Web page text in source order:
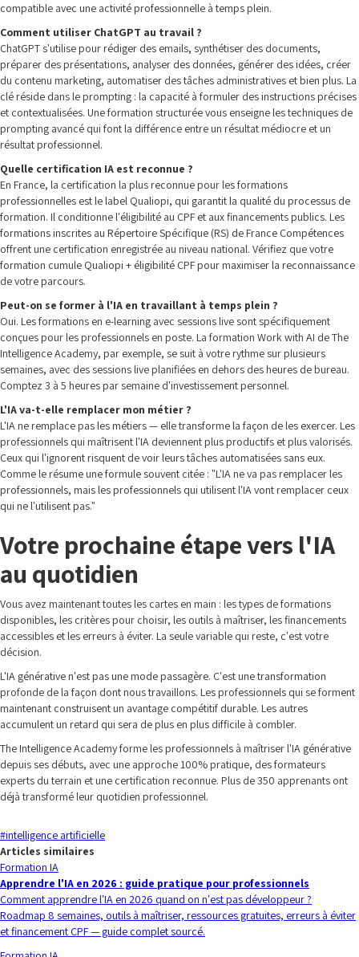
compatible avec une activité professionnelle à temps plein.
Comment utiliser ChatGPT au travail ?
ChatGPT s'utilise pour rédiger des emails, synthétiser des documents,
préparer des présentations, analyser des données, générer des idées, créer
du contenu marketing, automatiser des tâches administratives et bien plus. La
clé réside dans le prompting : la capacité à formuler des instructions précises
et contextualisées. Une formation structurée vous enseigne les techniques de
prompting avancé qui font la différence entre un résultat médiocre et un
résultat professionnel.
Quelle certification IA est reconnue ?
En France, la certification la plus reconnue pour les formations
professionnelles est le label Qualiopi, qui garantit la qualité du processus de
formation. Il conditionne l'éligibilité au CPF et aux financements publics. Les
formations inscrites au Répertoire Spécifique (RS) de France Compétences
offrent une certification enregistrée au niveau national. Vérifiez que votre
formation cumule Qualiopi + éligibilité CPF pour maximiser la reconnaissance
de votre parcours.
Peut-on se former à l'IA en travaillant à temps plein ?
Oui. Les formations en e-learning avec sessions live sont spécifiquement
conçues pour les professionnels en poste. La formation Work with AI de The
Intelligence Academy, par exemple, se suit à votre rythme sur plusieurs
semaines, avec des sessions live planifiées en dehors des heures de bureau.
Comptez 3 à 5 heures par semaine d'investissement personnel.
L'IA va-t-elle remplacer mon métier ?
L'IA ne remplace pas les métiers — elle transforme la façon de les exercer. Les
professionnels qui maîtrisent l'IA deviennent plus productifs et plus valorisés.
Ceux qui l'ignorent risquent de voir leurs tâches automatisées sans eux.
Comme le résume une formule souvent citée : "L'IA ne va pas remplacer les
professionnels, mais les professionnels qui utilisent l'IA vont remplacer ceux
qui ne l'utilisent pas."
Votre prochaine étape vers l'IA
au quotidien
Vous avez maintenant toutes les cartes en main : les types de formations
disponibles, les critères pour choisir, les outils à maîtriser, les financements
accessibles et les erreurs à éviter. La seule variable qui reste, c'est votre
décision.
L'IA générative n'est pas une mode passagère. C'est une transformation
profonde de la façon dont nous travaillons. Les professionnels qui se forment
maintenant construisent un avantage compétitif durable. Les autres
accumulent un retard qui sera de plus en plus difficile à combler.
The Intelligence Academy forme les professionnels à maîtriser l'IA générative
depuis ses débuts, avec une approche 100% pratique, des formateurs
experts du terrain et une certification reconnue. Plus de 350 apprenants ont
déjà transformé leur quotidien professionnel.
#intelligence artificielle
Articles similaires
Formation IA
Apprendre l'IA en 2026 : guide pratique pour professionnels
Comment apprendre l'IA en 2026 quand on n'est pas développeur ?
Roadmap 8 semaines, outils à maîtriser, ressources gratuites, erreurs à éviter
et financement CPF — guide complet sourcé.